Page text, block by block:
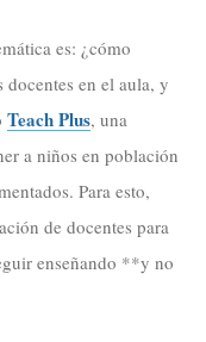
es: ¿cómo
en el aula, y
Teach Plus, una
a niños en población
Para esto,
de docentes para
enseñando **y no